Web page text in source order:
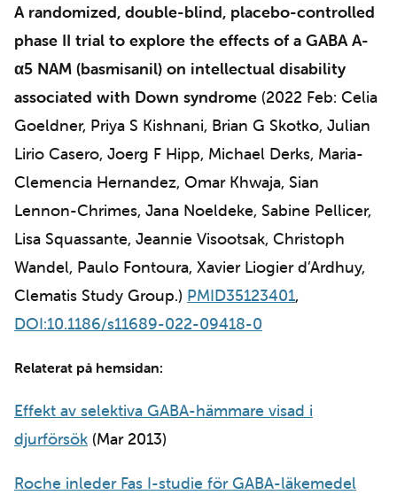
A randomized, double-blind, placebo-controlled
phase II trial to explore the effects of a GABA A-
α5 NAM (basmisanil) on intellectual disability
associated with Down syndrome (2022 Feb: Celia
Goeldner, Priya S Kishnani, Brian G Skotko, Julian
Lirio Casero, Joerg F Hipp, Michael Derks, Maria-
Clemencia Hernandez, Omar Khwaja, Sian
Lennon-Chrimes, Jana Noeldeke, Sabine Pellicer,
Lisa Squassante, Jeannie Visootsak, Christoph
Wandel, Paulo Fontoura, Xavier Liogier d’Ardhuy,
Clematis Study Group.) PMID35123401,
DOI:10.1186/s11689-022-09418-0
Relaterat på hemsidan:
Effekt av selektiva GABA-hämmare visad i
djurförsök (Mar 2013)
Roche inleder Fas I-studie för GABA-läkemedel